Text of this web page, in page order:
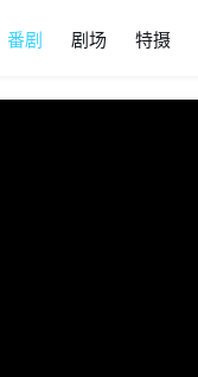
番剧 剧场 特摄